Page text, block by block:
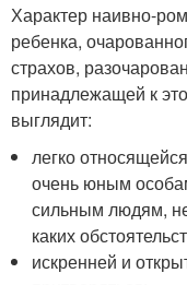
Характер наивно-
ребенка,
страхов,
принадлежащей к
выглядит:
легко
очень юным
сильным людям,
каких
искренней и